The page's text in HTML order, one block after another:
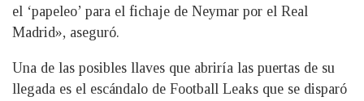
el ‘papeleo’ para el fichaje de Neymar por el Real
Madrid», aseguró.
Una de las posibles llaves que abriría las puertas de su
llegada es el escándalo de Football Leaks que se disparó